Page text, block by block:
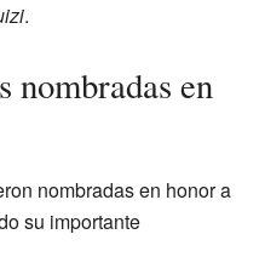
.
nombradas en
nombradas en honor a
su importante